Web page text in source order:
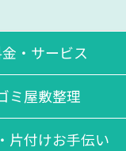
ご安心くださいま
・サービス
ミ屋敷整理
片付けお手伝い